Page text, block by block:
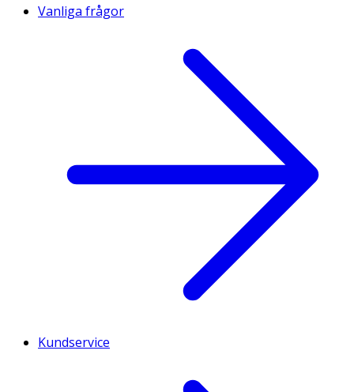
Vanliga frågor
Kundservice